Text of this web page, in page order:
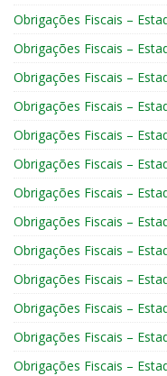
Obrigações Fiscais –
Obrigações Fiscais –
Obrigações Fiscais –
Obrigações Fiscais –
Obrigações Fiscais –
Obrigações Fiscais –
Obrigações Fiscais –
Obrigações Fiscais –
Obrigações Fiscais –
Obrigações Fiscais –
Obrigações Fiscais –
Obrigações Fiscais –
Obrigações Fiscais –